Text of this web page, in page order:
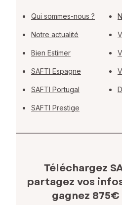
Qui sommes-nous ?
Notre actualité
Bien Estimer
SAFTI Espagne
SAFTI Portugal
SAFTI Prestige
Téléchargez
partagez vos
gagnez